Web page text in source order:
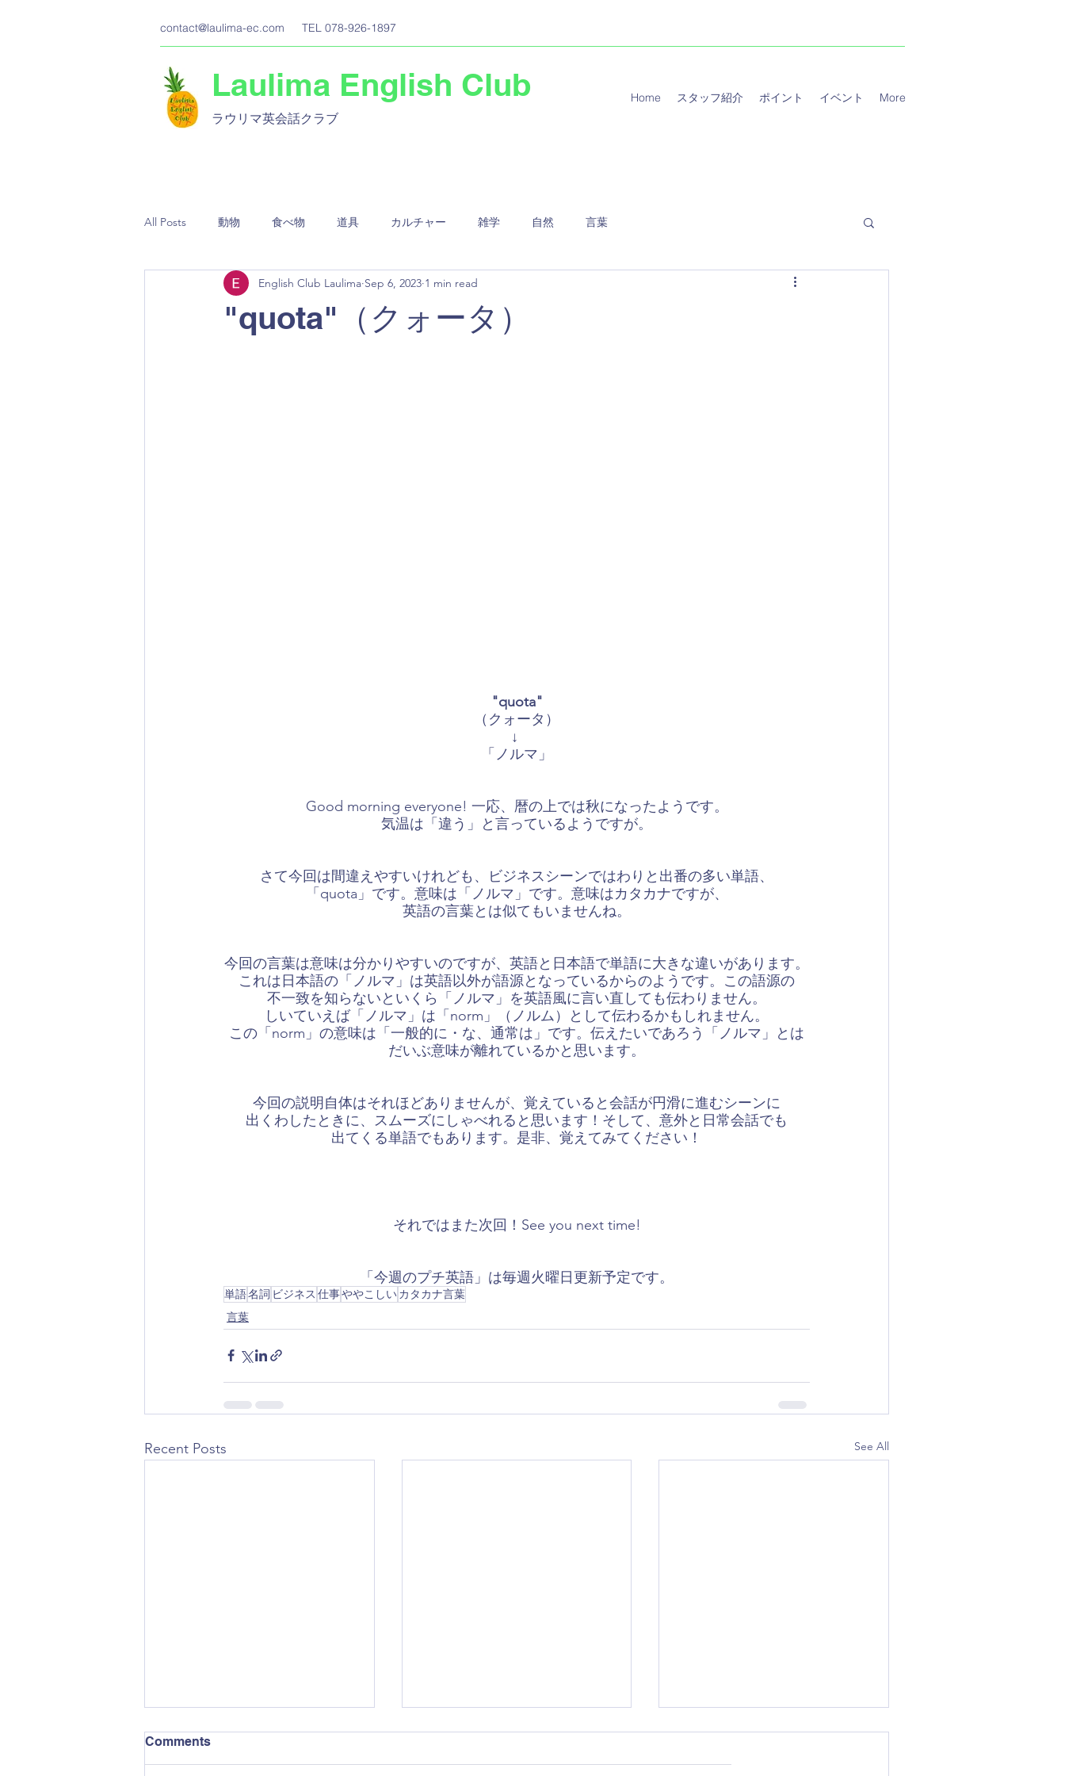
contact@laulima-ec.com TEL 078-926-1897
Laulima English Club
ラウリマ英会話クラブ​
Home スタッフ紹介 ポイント イベント More
All Posts 動物 食べ物 道具 カルチャー 雑学 自然 言葉
"quota"（クォータ）
English Club Laulima Sep 6, 2023 1 min read
"quota"
（クォータ）
↓
「ノルマ」
Good morning everyone! 一応、暦の上では秋になったようです。
気温は「違う」と言っているようですが。
さて今回は間違えやすいけれども、ビジネスシーンではわりと出番の多い単語、
「quota」です。意味は「ノルマ」です。意味はカタカナですが、
英語の言葉とは似てもいませんね。
​今回の言葉は意味は分かりやすいのですが、英語と日本語で単語に大きな違いがあります。
これは日本語の「ノルマ」は英語以外が語源となっているからのようです。この語源の
不一致を知らないといくら「ノルマ」を英語風に言い直しても伝わりません。
しいていえば「ノルマ」は「norm」（ノルム）として伝わるかもしれません。
この「norm」の意味は「一般的に・な、通常は」です。伝えたいであろう「ノルマ」とは
だいぶ意味が離れているかと思います。
今回の説明自体はそれほどありませんが、覚えていると会話が円滑に進むシーンに
出くわしたときに、スムーズにしゃべれると思います！そして、意外と日常会話でも
出てくる単語でもあります。是非、覚えてみてください！
それではまた次回！See you next time!
「今週のプチ英語」は毎週火曜日更新予定です。
単語名詞 ビジネス 仕事ややこしいカタカナ言葉
言葉
Recent Posts See All
Comments